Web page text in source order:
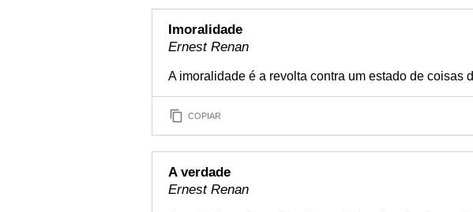
Imoralidade
Ernest Renan
A imoralidade é a revolta contra um estado de coisas
COPIAR
A verdade
Ernest Renan